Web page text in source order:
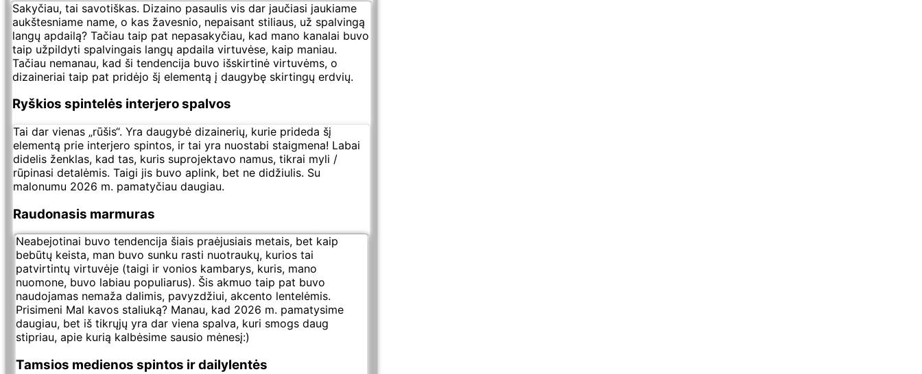
Sakyčiau, tai savotiškas. Dizaino pasaulis vis dar jaučiasi jaukiame
aukštesniame name, o kas žavesnio, nepaisant stiliaus, už spalvingą
langų apdailą? Tačiau taip pat nepasakyčiau, kad mano kanalai buvo
taip užpildyti spalvingais langų apdaila virtuvėse, kaip maniau.
Tačiau nemanau, kad ši tendencija buvo išskirtinė virtuvėms, o
dizaineriai taip pat pridėjo šį elementą į daugybę skirtingų erdvių.
Ryškios spintelės interjero spalvos
Tai dar vienas „rūšis“. Yra daugybė dizainerių, kurie prideda šį
elementą prie interjero spintos, ir tai yra nuostabi staigmena! Labai
didelis ženklas, kad tas, kuris suprojektavo namus, tikrai myli /
rūpinasi detalėmis. Taigi jis buvo aplink, bet ne didžiulis. Su
malonumu 2026 m. pamatyčiau daugiau.
Raudonasis marmuras
Neabejotinai buvo tendencija šiais praėjusiais metais, bet kaip
bebūtų keista, man buvo sunku rasti nuotraukų, kurios tai
patvirtintų virtuvėje (taigi ir vonios kambarys, kuris, mano
nuomone, buvo labiau populiarus). Šis akmuo taip pat buvo
naudojamas nemaža dalimis, pavyzdžiui, akcento lentelėmis.
Prisimeni Mal kavos staliuką? Manau, kad 2026 m. pamatysime
daugiau, bet iš tikrųjų yra dar viena spalva, kuri smogs daug
stipriau, apie kurią kalbėsime sausio mėnesį:)
Tamsios medienos spintos ir dailylentės